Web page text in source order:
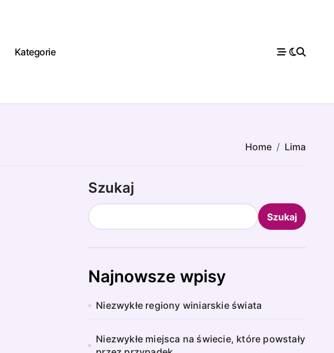
Kategorie
Home Lima
Szukaj
Szukaj
Najnowsze wpisy
Niezwykłe regiony winiarskie świata
Niezwykłe miejsca na świecie, które powstały